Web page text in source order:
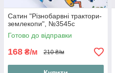
Сатин "Різнобарвні трактори-
землекопи", №3545с
Готово до відправки
168 ₴/м 210 ₴/м